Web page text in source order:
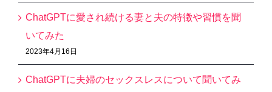
ChatGPTに愛され続ける妻と夫の特徴や習慣を聞
いてみた
2023年4月16日
ChatGPTに夫婦のセックスレスについて聞いてみ